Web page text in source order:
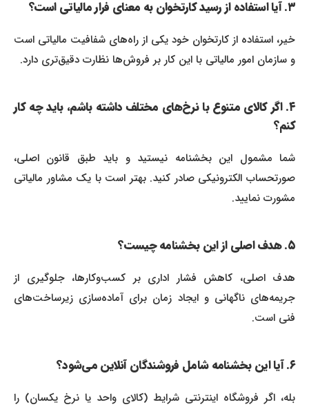
خیر، استفاده از کارتخوان خود یکی از راه‌های شفافیت مالیاتی است
و سازمان امور مالیاتی با این کار بر فروش‌ها نظارت دقیق‌تری دارد.
۴. اگر کالای متنوع با نرخ‌های مختلف داشته باشم، باید چه کار
کنم؟
شما مشمول این بخشنامه نیستید و باید طبق قانون اصلی،
صورتحساب الکترونیکی صادر کنید. بهتر است با یک مشاور مالیاتی
مشورت نمایید.
هدف اصلی، کاهش فشار اداری بر کسب‌وکارها، جلوگیری از
جریمه‌های ناگهانی و ایجاد زمان برای آماده‌سازی زیرساخت‌های
فنی است.
بله، اگر فروشگاه اینترنتی شرایط (کالای واحد یا نرخ یکسان) را